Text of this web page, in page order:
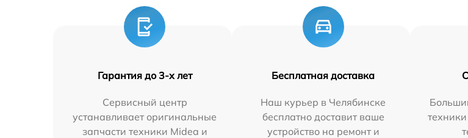
Гарантия до 3-х лет
Сервисный центр
устанавливает оригинальные
запчасти техники Midea и
Бесплатная доставка
Наш курьер в Челябинске
бесплатно доставит ваше
устройство на ремонт и